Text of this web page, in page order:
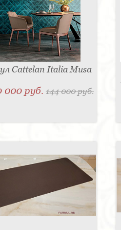
Cattelan Italia Musa
000 руб. 144 000 руб.